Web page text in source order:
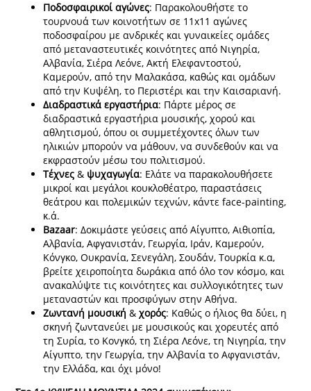
Ποδοσφαιρικοί αγώνες: Παρακολουθήστε το
τουρνουά των κοινοτήτων σε 11x11 αγώνες
ποδοσφαίρου με ανδρικές και γυναικείες ομάδες
από μεταναστευτικές κοινότητες από Νιγηρία,
Αλβανία, Σιέρα Λεόνε, Ακτή Ελεφαντοστού,
Καμερούν, από την Μαλακάσα, καθώς και ομάδων
από την Κυψέλη, το Περιστέρι και την Καισαριανή.
Διαδραστικά εργαστήρια: Πάρτε μέρος σε
διαδραστικά εργαστήρια μουσικής, χορού και
αθλητισμού, όπου οι συμμετέχοντες όλων των
ηλικιών μπορούν να μάθουν, να συνδεθούν και να
εκφραστούν μέσω του πολιτισμού.
Τέχνες& ψυχαγωγία: Ελάτε να παρακολουθήσετε
μικροί και μεγάλοι κουκλοθέατρο, παραστάσεις
θεάτρου και πολεμικών τεχνών, κάντε face-painting,
κ.ά.
Bazaar: Δοκιμάστε γεύσεις από Αίγυπτο, Αιθιοπία,
Αλβανία, Αφγανιστάν, Γεωργία, Ιράν, Καμερούν,
Κόνγκο, Ουκρανία, Σενεγάλη, Σουδάν, Τουρκία κ.α,
βρείτε χειροποίητα δωράκια από όλο τον κόσμο, και
ανακαλύψτε τις κοινότητες και συλλογικότητες των
μεταναστών και προσφύγων στην Αθήνα.
Ζωντανή μουσική & χορός: Καθώς ο ήλιος θα δύει, η
σκηνή ζωντανεύει με μουσικούς και χορευτές από
τη Συρία, το Κονγκό, τη Σιέρα Λεόνε, τη Νιγηρία, την
Αίγυπτο, την Γεωργία, την Αλβανία το Αφγανιστάν,
την Ελλάδα, και όχι μόνο!